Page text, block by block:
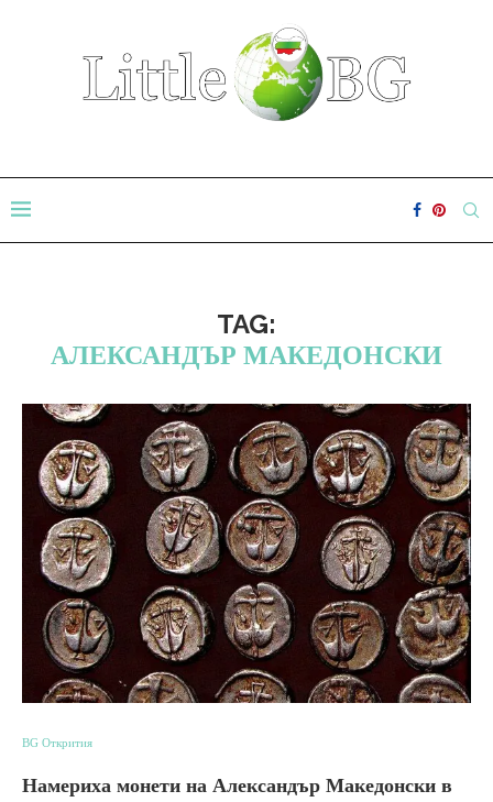
TAG:
АЛЕКСАНДЪР МАКЕДОНСКИ
BG Открития
Намериха монети на Александър Македонски в